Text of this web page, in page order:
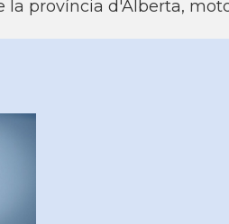
la província d'Alberta,